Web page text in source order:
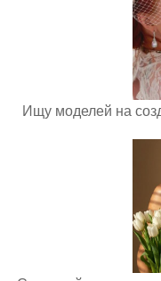
Ищу моделей на